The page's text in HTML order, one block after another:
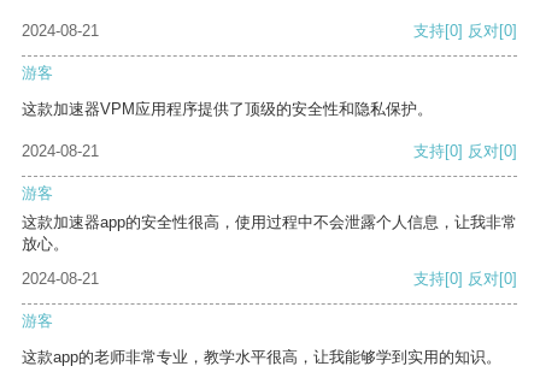
2024-08-21 支持[0] 反对[0]
游客
这款加速器VPM应用程序提供了顶级的安全性和隐私保护。
2024-08-21 支持[0] 反对[0]
游客
这款加速器app的安全性很高，使用过程中不会泄露个人信息，让我非常
放心。
2024-08-21
支持[0] 反对[0]
游客
这款app的老师非常专业，教学水平很高，让我能够学到实用的知识。